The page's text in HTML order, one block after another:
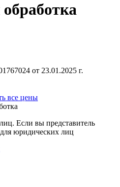
от 23.01.2025 г.
все цены
Если вы представитель
для юридических лиц